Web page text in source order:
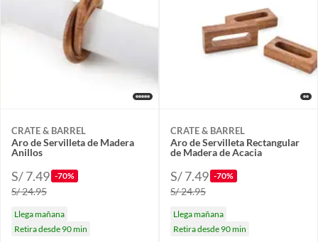
CRATE & BARREL
Aro de Servilleta de Madera
Anillos
S/ 7.49 -70%
S/ 24.95
Llega mañana
Retira desde 90 min
CRATE & BARREL
Aro de Servilleta Rectangular
de Madera de Acacia
S/ 7.49 -70%
S/ 24.95
Llega mañana
Retira desde 90 min